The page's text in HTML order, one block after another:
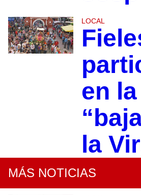
LOCAL
en la
la
MÁS NOTICIAS